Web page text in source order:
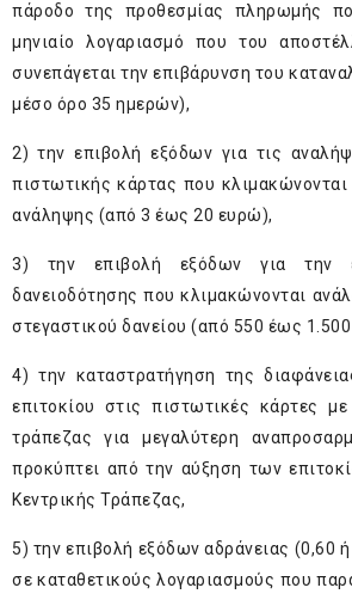
πάροδο της προθεσμίας πληρωμής
μηνιαίο λογαριασμό που του
συνεπάγεται την επιβάρυνση του
μέσο όρο 35 ημερών),
2) την επιβολή εξόδων για τις
πιστωτικής κάρτας που
ανάληψης (από 3 έως 20 ευρώ),
3) την επιβολή εξόδων για την
δανειοδότησης που κλιμακώνονται
στεγαστικού δανείου (από 550 έως
4) την καταστρατήγηση της
επιτοκίου στις πιστωτικές κάρτες
τράπεζας για μεγαλύτερη
προκύπτει από την αύξηση των
Κεντρικής Τράπεζας,
5) την επιβολή εξόδων αδράνειας (0,60
σε καταθετικούς λογαριασμούς που